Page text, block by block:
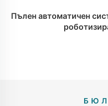
Пълен автоматичен